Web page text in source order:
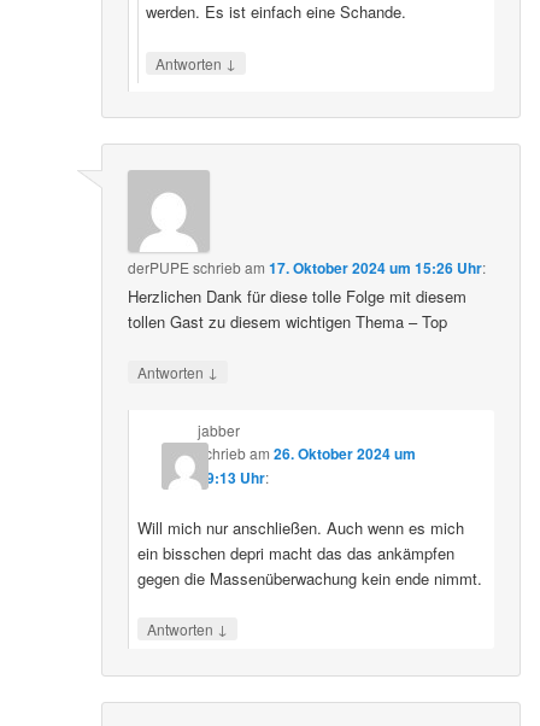
werden. Es ist einfach eine Schande.
Antworten ↓
derPUPE schriebam17. Oktober 2024 um 15:26 Uhr:
Herzlichen Dank für diese tolle Folge mit diesem
tollen Gast zu diesem wichtigen Thema – Top
Antworten ↓
jabber
schriebam 26. Oktober 2024 um
09:13 Uhr:
Will mich nur anschließen. Auch wenn es mich
ein bisschen depri macht das das ankämpfen
gegen die Massenüberwachung kein ende nimmt.
Antworten ↓